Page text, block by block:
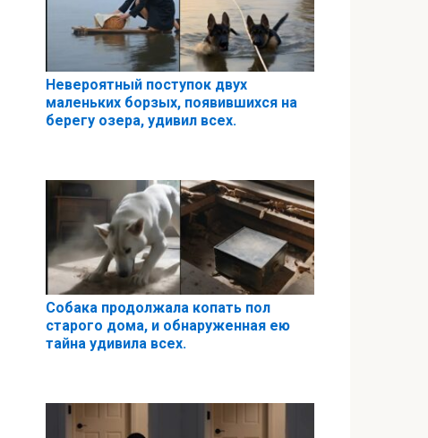
Невероятный поступок двух
маленьких борзых, появившихся на
берегу озера, удивил всех.
Собака продолжала копать пол
старого дома, и обнаруженная ею
тайна удивила всех.